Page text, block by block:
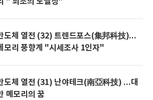
도체 열전 (32) 트렌드포스(集邦科技)...
모리 풍향계 "시세조사 1인자"
도체 열전 (31) 난야테크(南亞科技) ...대
메모리의 꿈